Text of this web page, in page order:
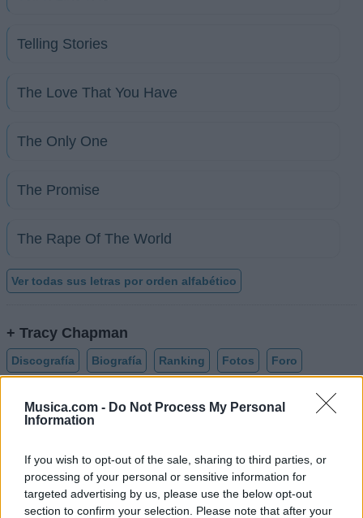
Musica.com - Do Not Process My Personal
Information
If you wish to opt-out of the sale, sharing to third parties, or
processing of your personal or sensitive information for
targeted advertising by us, please use the below opt-out
section to confirm your selection. Please note that after your
Telling Stories
The Love That You Have
The Only One
The Promise
The Rape Of The World
Ver todas sus letras por orden alfabético
+ Tracy Chapman
Discografía Biografía Ranking Fotos Foro
Biografía de Tracy Chapman
Tracy Chapman: La Voz Que Trascendió
Generaciones